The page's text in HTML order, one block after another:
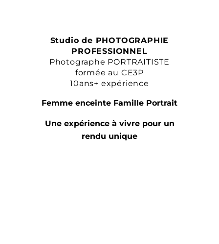
Studio de PHOTOGRAPHIE
PROFESSIONNEL
Photographe PORTRAITISTE
formée au CE3P
10ans+ expérience
Femme enceinte Famille Portrait
Une expérience à vivre pour un
rendu unique